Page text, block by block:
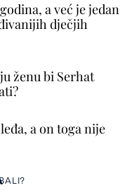
a već je jedan
dječjih
ženu bi Serhat
a on toga nije